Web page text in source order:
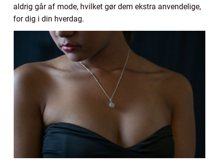
aldrig går af mode, hvilket gør dem ekstra anvendelige,
for dig i din hverdag.